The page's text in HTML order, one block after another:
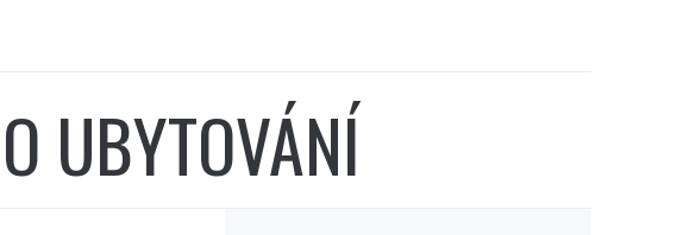
UBYTOVÁNÍ